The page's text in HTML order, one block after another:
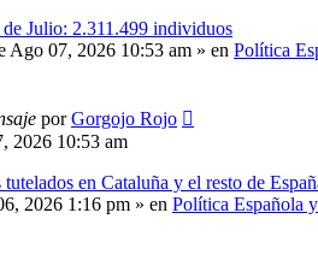
Julio: 2.311.499 individuos
Ago 07, 2026 10:53 am » en Política
porGorgojo Rojo
2026 10:53 am
en Cataluña y el resto de
2026 1:16 pm » en Política Española